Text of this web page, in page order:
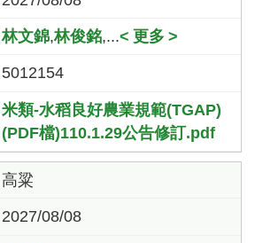
林文錦,林俊銘,... 更多
5012154
米類-水稻良好農業規範(TGAP)
(PDF檔)110.1.29公告修訂.pdf
高粱
2027/08/08